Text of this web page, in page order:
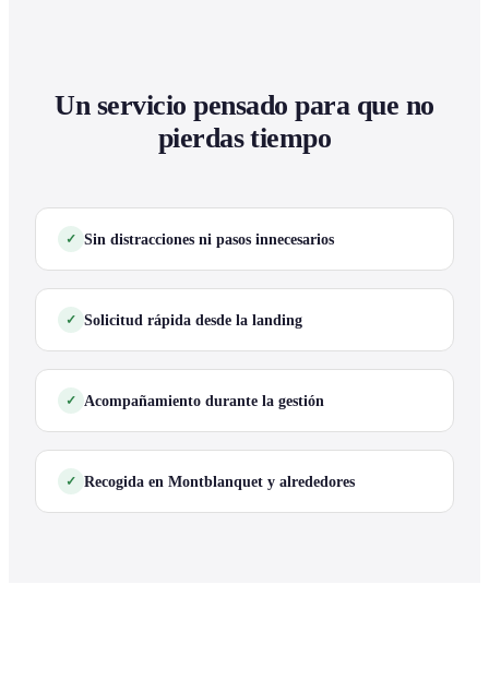
Un servicio pensado para que no
pierdas tiempo
Sin distracciones ni pasos innecesarios
Solicitud rápida desde la landing
Acompañamiento durante la gestión
Recogida en Montblanquet y alrededores